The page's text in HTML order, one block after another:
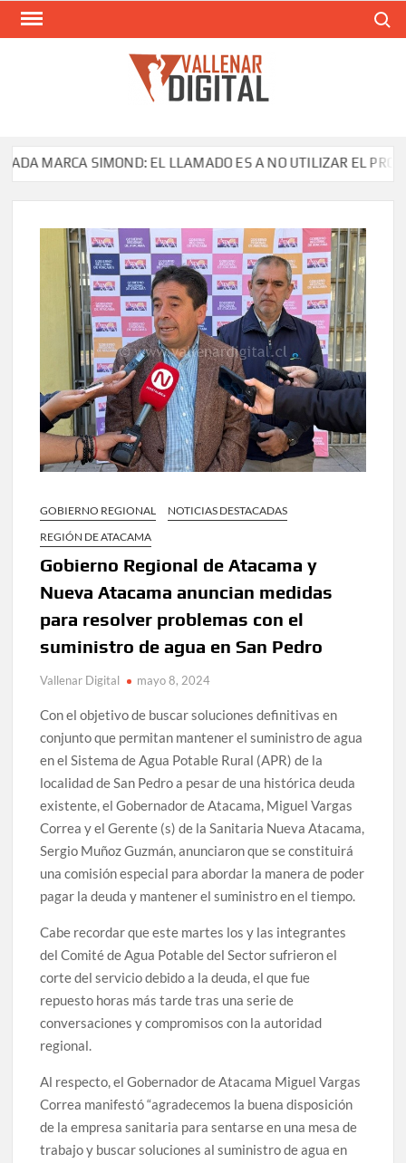
Saltar
SIMOND: EL LLAMADO ES A NO UTILIZAR EL PRODUCTO
GOBIERNO REGIONAL
NOTICIAS DESTACADAS
REGIÓN DE ATACAMA
Gobierno Regional de Atacama y
Nueva Atacama anuncian medidas
para resolver problemas con el
suministro de agua en San Pedro
Vallenar Digital mayo 8, 2024
Con el objetivo de buscar soluciones definitivas en
conjunto que permitan mantener el suministro de agua
en el Sistema de Agua Potable Rural (APR) de la
localidad de San Pedro a pesar de una histórica deuda
existente, el Gobernador de Atacama, Miguel Vargas
Correa y el Gerente (s) de la Sanitaria Nueva Atacama,
Sergio Muñoz Guzmán, anunciaron que se constituirá
una comisión especial para abordar la manera de poder
pagar la deuda y mantener el suministro en el tiempo.
Cabe recordar que este martes los y las integrantes
del Comité de Agua Potable del Sector sufrieron el
corte del servicio debido a la deuda, el que fue
repuesto horas más tarde tras una serie de
conversaciones y compromisos con la autoridad
regional.
Al respecto, el Gobernador de Atacama Miguel Vargas
Correa manifestó “agradecemos la buena disposición
de la empresa sanitaria para sentarse en una mesa de
trabajo y buscar soluciones al suministro de agua en